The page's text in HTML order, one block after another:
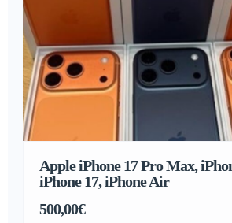
Apple iPhone 17 Pro Max,
iPhone 17, iPhone Air
500,00€